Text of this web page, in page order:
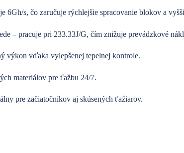
6Gh/s, čo zaručuje rýchlejšie spracovanie blokov a
– pracuje pri 233.33J/G, čím znižuje prevádzkové
výkon vďaka vylepšenej tepelnej kontrole.
materiálov pre ťažbu 24/7.
pre začiatočníkov aj skúsených ťažiarov.